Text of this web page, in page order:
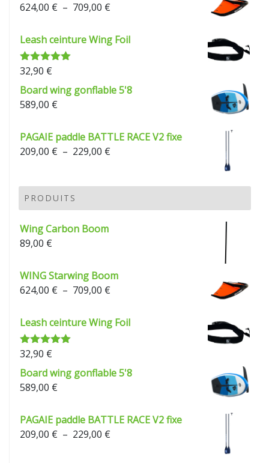
624,00 € – 709,00 €
prix :
624,00 €
Leash ceinture Wing Foil
Note 5.00
32,90 €
Board wing gonflable 5'8
589,00 €
PAGAIE paddle BATTLE RACE V2 fixe
209,00 € – 229,00 €
à
PRODUITS
Wing Carbon Boom
89,00 €
WING Starwing Boom
624,00 € – 709,00 €
prix :
624,00 €
Leash ceinture Wing Foil
Note 5.00
32,90 €
Board wing gonflable 5'8
589,00 €
PAGAIE paddle BATTLE RACE V2 fixe
209,00 € – 229,00 €